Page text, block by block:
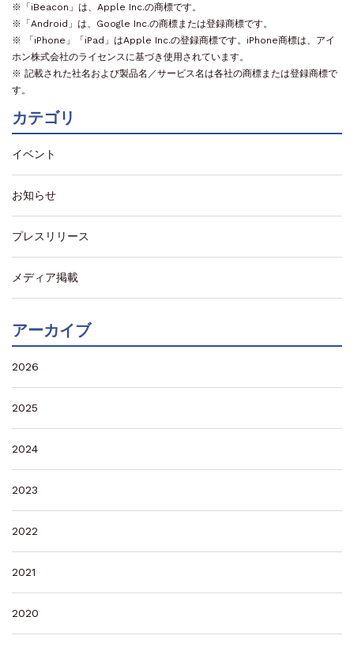
※「iBeacon」は、Apple Inc.の商標です。
※「Android」は、Google Inc.の商標または登録商標です。
※ 「iPhone」「iPad」はApple Inc.の登録商標です。iPhone商標は、アイ
ホン株式会社のライセンスに基づき使用されています。
※ 記載された社名および製品名／サービス名は各社の商標または登録商標で
す。
カテゴリ
イベント
お知らせ
プレスリリース
メディア掲載
アーカイブ
2026
2025
2024
2023
2022
2021
2020